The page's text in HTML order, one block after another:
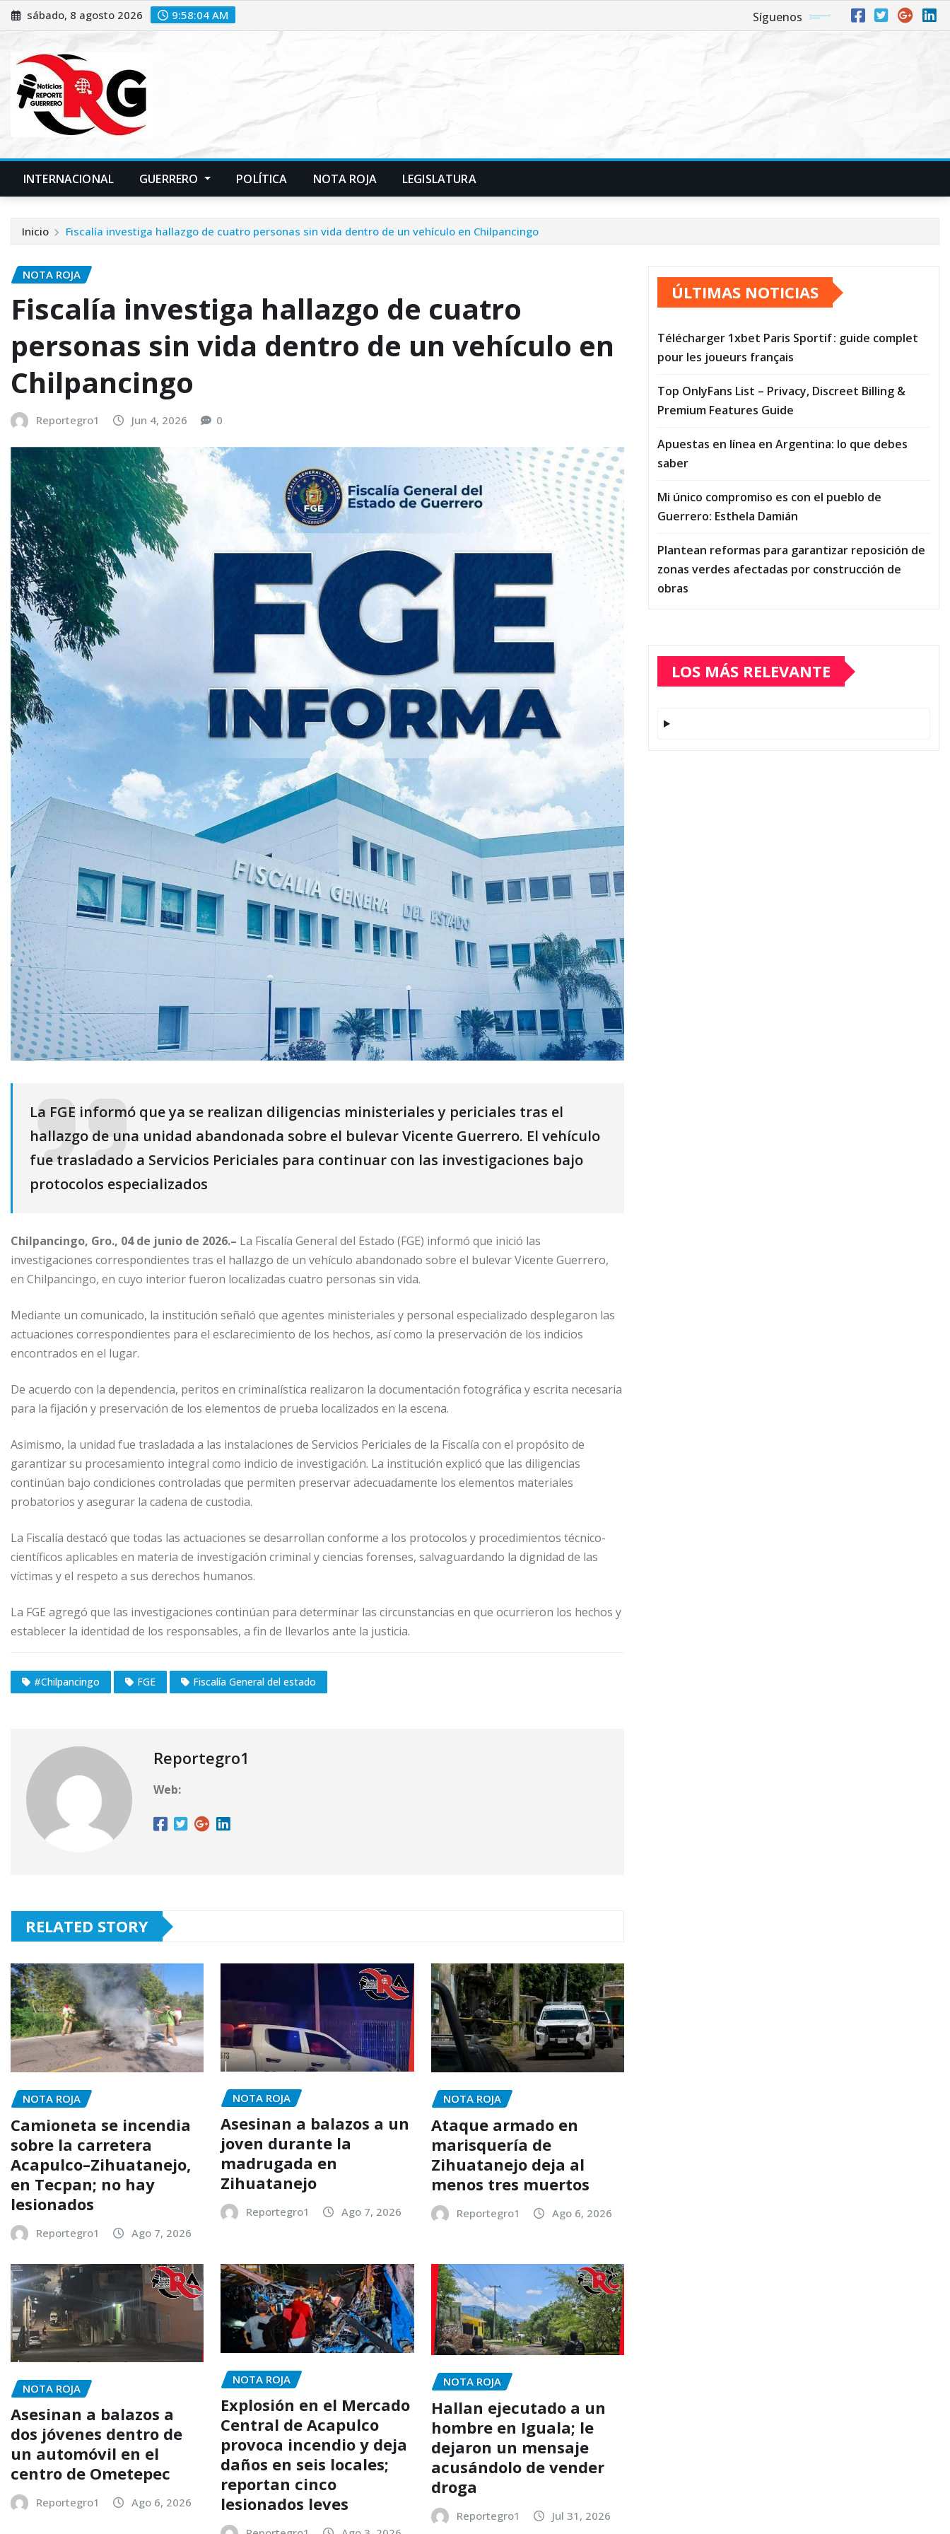
Saltar
al
sábado, 8 agosto 2026 9:58:05 AM Síguenos
INTERNACIONAL GUERRERO POLÍTICA NOTA ROJA LEGISLATURA
Inicio Fiscalía investiga hallazgo de cuatro personas sin vida dentro de un vehículo en Chilpancingo
NOTA ROJA
Fiscalía investiga hallazgo de cuatro
personas sin vida dentro de un vehículo en
Chilpancingo
Reportegro1 Jun 4, 2026 0
La FGE informó que ya se realizan diligencias ministeriales y periciales tras el
hallazgo de una unidad abandonada sobre el bulevar Vicente Guerrero. El vehículo
fue trasladado a Servicios Periciales para continuar con las investigaciones bajo
protocolos especializados
Chilpancingo, Gro., 04 de junio de 2026.– La Fiscalía General del Estado (FGE) informó que inició las
investigaciones correspondientes tras el hallazgo de un vehículo abandonado sobre el bulevar Vicente Guerrero,
en Chilpancingo, en cuyo interior fueron localizadas cuatro personas sin vida.
Mediante un comunicado, la institución señaló que agentes ministeriales y personal especializado desplegaron las
actuaciones correspondientes para el esclarecimiento de los hechos, así como la preservación de los indicios
encontrados en el lugar.
De acuerdo con la dependencia, peritos en criminalística realizaron la documentación fotográfica y escrita necesaria
para la fijación y preservación de los elementos de prueba localizados en la escena.
Asimismo, la unidad fue trasladada a las instalaciones de Servicios Periciales de la Fiscalía con el propósito de
garantizar su procesamiento integral como indicio de investigación. La institución explicó que las diligencias
continúan bajo condiciones controladas que permiten preservar adecuadamente los elementos materiales
probatorios y asegurar la cadena de custodia.
La Fiscalía destacó que todas las actuaciones se desarrollan conforme a los protocolos y procedimientos técnico-
científicos aplicables en materia de investigación criminal y ciencias forenses, salvaguardando la dignidad de las
víctimas y el respeto a sus derechos humanos.
La FGE agregó que las investigaciones continúan para determinar las circunstancias en que ocurrieron los hechos y
establecer la identidad de los responsables, a fin de llevarlos ante la justicia.
#Chilpancingo FGE Fiscalía General del estado
Reportegro1
Web:
RELATED STORY
NOTA ROJA
Camioneta se incendia
sobre la carretera
Acapulco–Zihuatanejo,
en Tecpan; no hay
lesionados
Reportegro1 Ago 7, 2026
NOTA ROJA
Asesinan a balazos a un
joven durante la
madrugada en
Zihuatanejo
Reportegro1 Ago 7, 2026
NOTA ROJA
Ataque armado en
marisquería de
Zihuatanejo deja al
menos tres muertos
Reportegro1 Ago 6, 2026
NOTA ROJA
Asesinan a balazos a
dos jóvenes dentro de
un automóvil en el
centro de Ometepec
Reportegro1 Ago 6, 2026
NOTA ROJA
Explosión en el Mercado
Central de Acapulco
provoca incendio y deja
daños en seis locales;
reportan cinco
lesionados leves
NOTA ROJA
Hallan ejecutado a un
hombre en Iguala; le
dejaron un mensaje
acusándolo de vender
droga
Reportegro1 Jul 31, 2026
ÚLTIMAS NOTICIAS
Télécharger 1xbet Paris Sportif : guide complet
pour les joueurs français
Top OnlyFans List – Privacy, Discreet Billing &
Premium Features Guide
Apuestas en línea en Argentina: lo que debes
saber
Mi único compromiso es con el pueblo de
Guerrero: Esthela Damián
Plantean reformas para garantizar reposición de
zonas verdes afectadas por construcción de
obras
LOS MÁS RELEVANTE